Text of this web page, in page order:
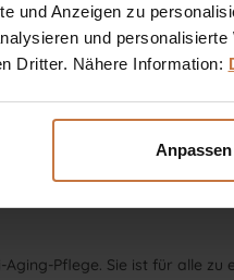
und Anzeigen zu
und
Dritter. Nähere Information:
Anpassen
und zur Verbesserung der
vor freien Radikalen
weiche und
eine gesunde Entwicklung der
Pflege. Sie ist für alle